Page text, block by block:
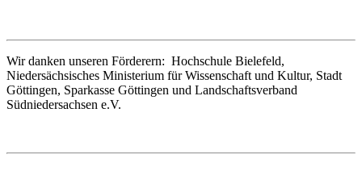
Wir danken unseren Förderern: Hochschule Bielefeld,
Niedersächsisches Ministerium für Wissenschaft und Kultur, Stadt
Göttingen, Sparkasse Göttingen und Landschaftsverband
Südniedersachsen e.V.